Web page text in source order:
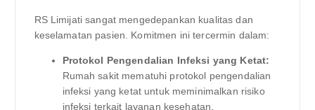
RS Limijati sangat mengedepankan kualitas dan
keselamatan pasien. Komitmen ini tercermin dalam:
Protokol Pengendalian Infeksi yang Ketat:
Rumah sakit mematuhi protokol pengendalian
infeksi yang ketat untuk meminimalkan risiko
infeksi terkait layanan kesehatan.